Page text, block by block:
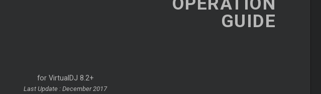
GUIDE
for VirtualDJ 8.2+
Last Update : December 2017